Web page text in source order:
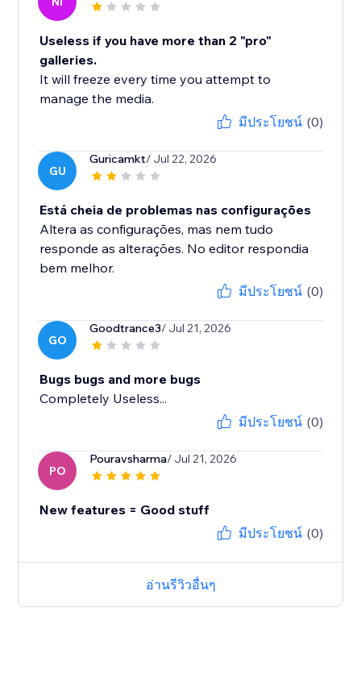
Useless if you have more than 2 "pro"
galleries.
It will freeze every time you attempt to
manage the media.
มีประโยชน์ (0)
GU
Guricamkt/ Jul 22, 2026
Está cheia de problemas nas configurações
Altera as configurações, mas nem tudo
responde as alterações. No editor respondia
bem melhor.
มีประโยชน์ (0)
GO
Goodtrance3/ Jul 21, 2026
Bugs bugs and more bugs
Completely Useless...
มีประโยชน์ (0)
PO
Pouravsharma/ Jul 21, 2026
New features = Good stuff
มีประโยชน์ (0)
อ่านรีวิวอื่นๆ